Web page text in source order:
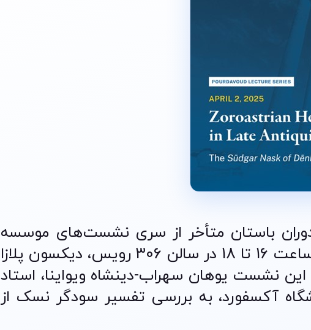
باستان متأخر از سری نشست‌های موسسه
پورداوود در تاریخ 2 آوریل 2025 از ساعت 16 تا 18 در سالن 306 رویس، دیکسون پلازا
نشست یوهان سهراب-دینشاه ویواینا، استاد
آکسفورد، به بررسی تفسیر سودگر نسک از